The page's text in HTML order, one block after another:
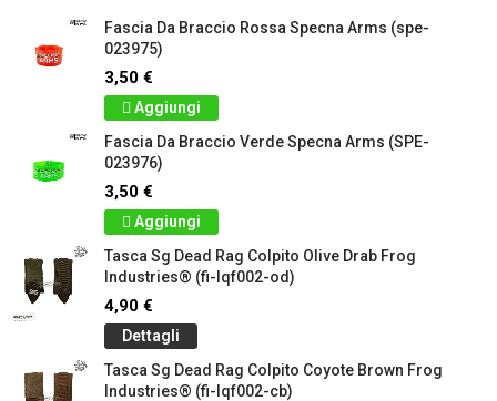
Fascia Da Braccio Rossa Specna Arms (spe-
023975)
3,50 €
Aggiungi
Fascia Da Braccio Verde Specna Arms (SPE-
023976)
3,50 €
Aggiungi
Tasca Sg Dead Rag Colpito Olive Drab Frog
Industries® (fi-lqf002-od)
4,90 €
Dettagli
Tasca Sg Dead Rag Colpito Coyote Brown Frog
Industries® (fi-lqf002-cb)